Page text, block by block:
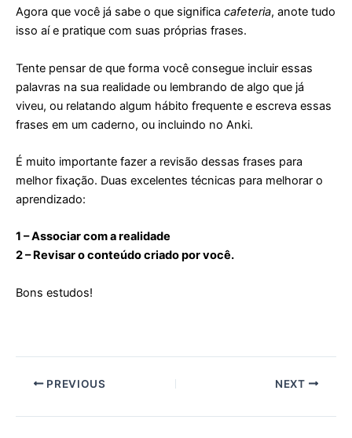
Agora que você já sabe o que significa cafeteria, anote tudo
isso aí e pratique com suas próprias frases.
Tente pensar de que forma você consegue incluir essas
palavras na sua realidade ou lembrando de algo que já
viveu, ou relatando algum hábito frequente e escreva essas
frases em um caderno, ou incluindo no Anki.
É muito importante fazer a revisão dessas frases para
melhor fixação. Duas excelentes técnicas para melhorar o
aprendizado:
1 – Associar com a realidade
2 – Revisar o conteúdo criado por você.
Bons estudos!
PREVIOUS NEXT